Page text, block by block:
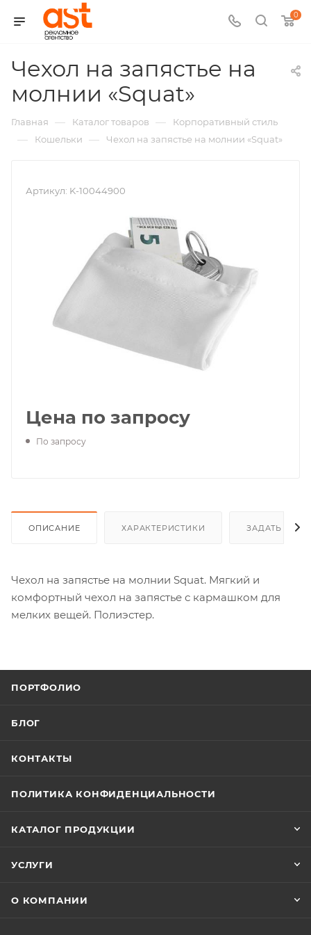
0
Чехол на запястье на
молнии «Squat»
арт.:
K-
Главная — Каталог товаров — Корпоративный стиль
— Кошельки — Чехол на запястье на молнии «Squat»
Артикул: K-10044900
Цена по запросу
По запросу
ОПИСАНИЕ ХАРАКТЕРИСТИКИ ЗАДАТЬ
Чехол на запястье на молнии Squat. Мягкий и
комфортный чехол на запястье с кармашком для
мелких вещей. Полиэстер.
ПОРТФОЛИО
БЛОГ
КОНТАКТЫ
ПОЛИТИКА КОНФИДЕНЦИАЛЬНОСТИ
КАТАЛОГ ПРОДУКЦИИ
УСЛУГИ
О КОМПАНИИ